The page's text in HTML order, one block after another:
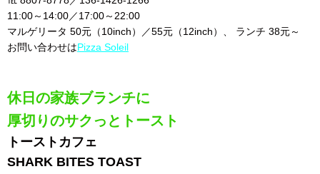
11:00～14:00／17:00～22:00
マルゲリータ 50元（10inch）／55元（12inch）、 ランチ 38元～
お問い合わせはPizza Soleil
休日の家族ブランチに
厚切りのサクっとトースト
トーストカフェ
SHARK BITES TOAST